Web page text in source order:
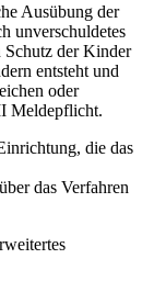
Ausübung der
unverschuldetes
Schutz der Kinder
entsteht und
oder
Meldepflicht.
die das
das Verfahren